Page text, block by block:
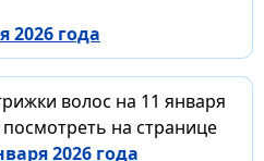
2026 года
волос на 11 января
на странице
2026 года